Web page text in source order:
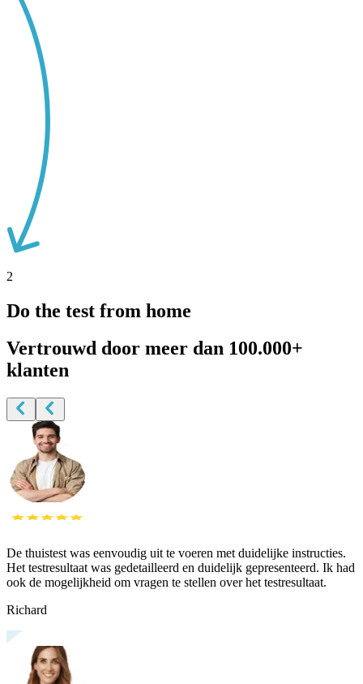
2
Do the test from home
Vertrouwd door meer dan 100.000+
klanten
De thuistest was eenvoudig uit te voeren met duidelijke instructies.
Het testresultaat was gedetailleerd en duidelijk gepresenteerd. Ik had
ook de mogelijkheid om vragen te stellen over het testresultaat.
Richard